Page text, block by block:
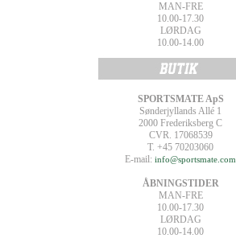
MAN-FRE
10.00-17.30
LØRDAG
10.00-14.00
SPORTSMATE ApS
Sønderjyllands Allé 1
2000 Frederiksberg C
CVR. 17068539
T. +45 70203060
E-mail: info@sportsmate.com
ÅBNINGSTIDER
MAN-FRE
10.00-17.30
LØRDAG
10.00-14.00